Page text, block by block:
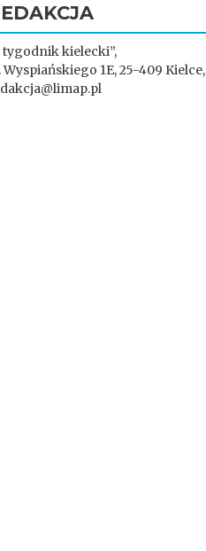
tygodnik kielecki”,
Wyspiańskiego 1E, 25-409 Kielce,